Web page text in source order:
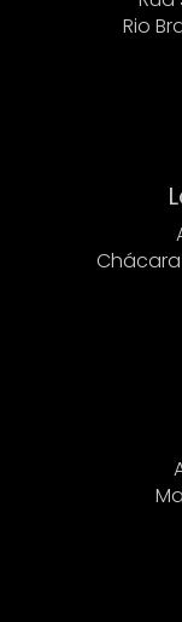
Rio
Chácara